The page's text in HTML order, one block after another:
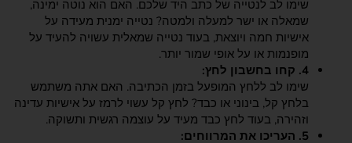
שימו לב לנטייה של כתב היד שלכם. האם הוא נוטה ימינה,
שמאלה או ישר למעלה ולמטה? נטייה ימנית מעידה על
אישיות חמה ויוצאת, בעוד נטייה שמאלית עשויה להעיד על
מופנמות או על אופי שמור יותר.
4. קחו בחשבון לחץ:
שימו לב ללחץ המופעל בזמן הכתיבה. האם אתה משתמש
בלחץ קל, בינוני או כבד? לחץ קל עשוי לרמז על אישיות עדינה
וזהירה, בעוד לחץ כבד מעיד על עוצמה רגשית ותשוקה.
5. העריכו את המרווחים: